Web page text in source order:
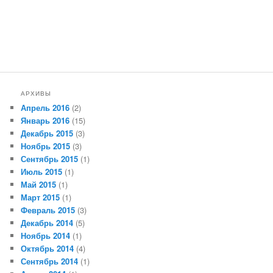
АРХИВЫ
Апрель 2016 (2)
Январь 2016 (15)
Декабрь 2015 (3)
Ноябрь 2015 (3)
Сентябрь 2015 (1)
Июль 2015 (1)
Май 2015 (1)
Март 2015 (1)
Февраль 2015 (3)
Декабрь 2014 (5)
Ноябрь 2014 (1)
Октябрь 2014 (4)
Сентябрь 2014 (1)